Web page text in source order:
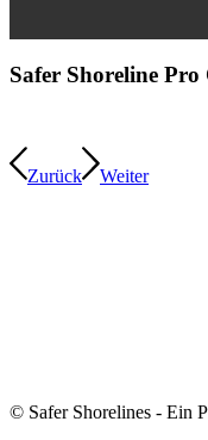
Safer Shoreline Pro
Zurück Weiter
© Safer Shorelines - Ein